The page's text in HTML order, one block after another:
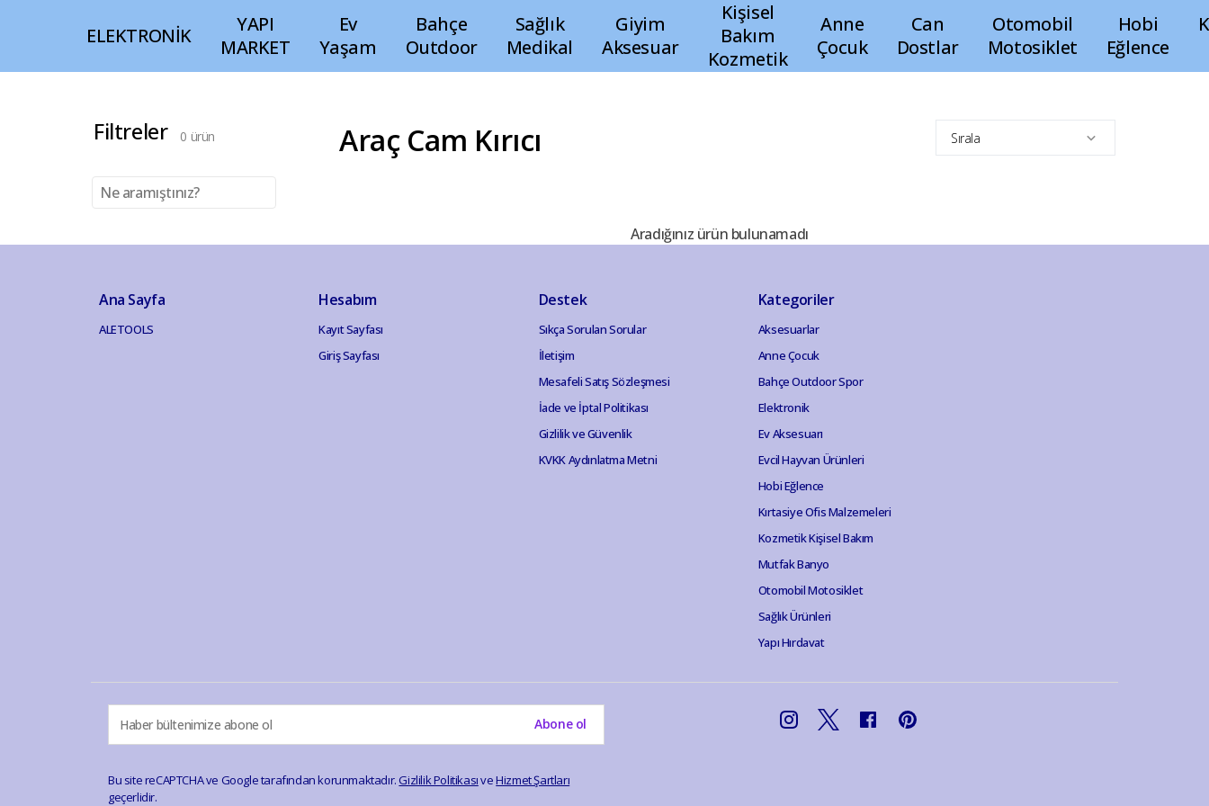
ELEKTRONİK
YAPI
MARKET
Ev
Yaşam
Bahçe
Outdoor
Sağlık
Medikal
Giyim
Aksesuar
Kişisel
Bakım
Kozmetik
Anne
Çocuk
Can
Dostlar
Otomobil
Motosiklet
Hobi
Eğlence
Filtreler 0 ürün Araç Cam Kırıcı Sırala
Aradığınız ürün bulunamadı
Ana Sayfa
ALETOOLS
Hesabım
Kayıt Sayfası
Giriş Sayfası
Destek
Sıkça Sorulan Sorular
İletişim
Mesafeli Satış Sözleşmesi
İade ve İptal Politikası
Gizlilik ve Güvenlik
KVKK Aydınlatma Metni
Kategoriler
Aksesuarlar
Anne Çocuk
Bahçe Outdoor Spor
Elektronik
Ev Aksesuarı
Evcil Hayvan Ürünleri
Hobi Eğlence
Kırtasiye Ofis Malzemeleri
Kozmetik Kişisel Bakım
Mutfak Banyo
Otomobil Motosiklet
Sağlık Ürünleri
Yapı Hırdavat
Abone ol
Bu site reCAPTCHA ve Google tarafından korunmaktadır. Gizlilik PolitikasıveHizmet Şartları
geçerlidir.